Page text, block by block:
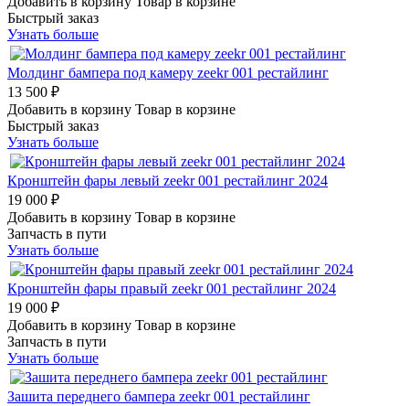
Быстрый заказ
Узнать больше
Молдинг бампера под камеру zeekr 001 рестайлинг
13 500 ₽
Добавить в корзину Товар в корзине
Быстрый заказ
Узнать больше
Кронштейн фары левый zeekr 001 рестайлинг 2024
19 000 ₽
Добавить в корзину Товар в корзине
Запчасть в пути
Узнать больше
Кронштейн фары правый zeekr 001 рестайлинг 2024
19 000 ₽
Добавить в корзину Товар в корзине
Запчасть в пути
Узнать больше
Зашита переднего бампера zeekr 001 рестайлинг